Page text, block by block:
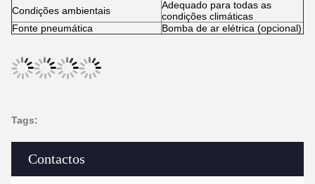
Contactos
Condições ambientais
Adequado para todas as
condições climáticas
Fonte pneumática
Bomba de ar elétrica (opcional)
Tags: